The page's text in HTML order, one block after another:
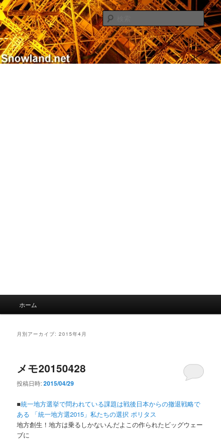
メ
イ
ン
コ
ン
テ
サ
ブ
コ
ン
テ
ン
Nacky – Snowland.net
Nacky(Issei Ishii)がDJ/Composerのようなふりして書き散らすblogサイト
検
索
ホーム
月別アーカイブ:2015年4月
メモ20150428
投稿日時:2015/04/29
■統一地方選挙で問われている課題は戦後日本からの撤退戦略で
ある 「統一地方選2015」私たちの選択 ポリタス
地方創生！地方は乗るしかないんだよこの作られたビッグウェー
ブに